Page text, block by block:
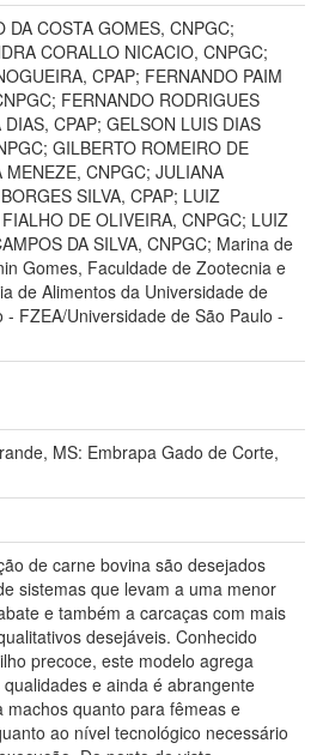
DA COSTA GOMES, CNPGC;
CORALLO NICACIO, CNPGC;
CPAP; FERNANDO PAIM
FERNANDO RODRIGUES
DIAS, CPAP; GELSON LUIS DIAS
GILBERTO ROMEIRO DE
MENEZE, CNPGC; JULIANA
SILVA, CPAP; LUIZ
DE OLIVEIRA, CNPGC; LUIZ
DA SILVA, CNPGC; Marina de
Gomes, Faculdade de Zootecnia e
de Alimentos da Universidade de
- FZEA/Universidade de São Paulo -
MS: Embrapa Gado de Corte,
de carne bovina são desejados
sistemas que levam a uma menor
e também a carcaças com mais
desejáveis. Conhecido
precoce, este modelo agrega
e ainda é abrangente
machos quanto para fêmeas e
ao nível tecnológico necessário